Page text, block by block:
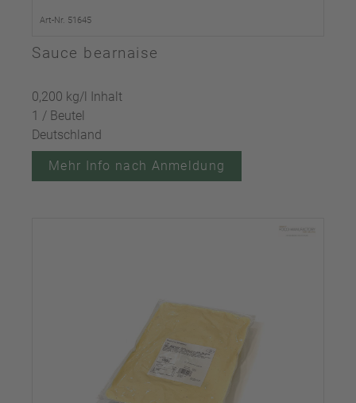
Art-Nr. 51645
Sauce bearnaise
0,200 kg/l Inhalt
1 / Beutel
Deutschland
Mehr Info nach Anmeldung